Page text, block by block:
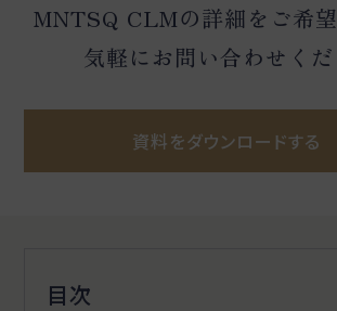
MNTSQ CLMの詳細をご希
気軽にお問い合わせくだ
資料をダウンロードする
目次